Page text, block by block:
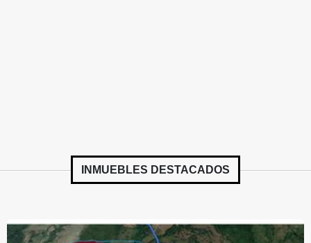
INMUEBLES DESTACADOS